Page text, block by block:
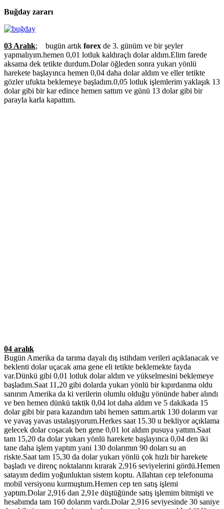
Buğday zararı
03 Aralık; bugün artık forex de 3. günüm ve bir şeyler
yapmalıyım.hemen 0,01 lotluk kaldıraçlı dolar aldım.Elim farede
aksama dek tetikte durdum.Dolar öğleden sonra yukarı yönlü
harekete başlayınca hemen 0,04 daha dolar aldım ve eller tetikte
gözler ufukta beklemeye başladım.0,05 lotluk işlemlerim yaklaşık 13
dolar gibi bir kar edince hemen sattım ve günü 13 dolar gibi bir
parayla karla kapattım.
04 aralık
Bugün Amerika da tarıma dayalı dış istihdam verileri açıklanacak ve
beklenti dolar uçacak ama gene eli tetikte beklemekte fayda
var.Dünkü gibi 0,01 lotluk dolar aldım ve yükselmesini beklemeye
başladım.Saat 11,20 gibi dolarda yukarı yönlü bir kıpırdanma oldu
sanırım Amerika da ki verilerin olumlu olduğu yönünde haber alındı
ve ben hemen dünkü taktik 0,04 lot daha aldım ve 5 dakikada 15
dolar gibi bir para kazandım tabi hemen sattım.artık 130 dolarım var
ve yavaş yavas ustalaşıyorum.Herkes saat 15.30 u bekliyor açıklama
gelecek dolar coşacak ben gene 0,01 lot aldım pusuya yattım.Saat
tam 15,20 da dolar yukarı yönlü harekete başlayınca 0,04 den iki
tane daha işlem yaptım yani 130 dolarımın 90 doları su an
riskte.Saat tam 15,30 da dolar yukarı yönlü çok hızlı bir harekete
başladı ve direnç noktalarını kırarak 2,916 seviyelerini gördü.Hemen
satayım dedim yoğunluktan sistem koptu. Allahtan cep telefonuma
mobil versiyonu kurmuştum.Hemen cep ten satış işlemi
yaptım.Dolar 2,916 dan 2,91e düştüğünde satış işlemim bitmişti ve
hesabımda tam 160 dolarım vardı.Dolar 2,916 seviyesinde 30 saniye